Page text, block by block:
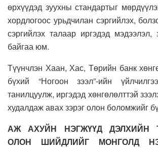
өрхүүдэд зуухны стандартыг
хордлогоос урьдчилан сэргийлэх,
сэргийлэх талаар иргэдэд
байгаа юм.
Түүнчлэн Хаан, Хас, Төрийн банк
бүхий “Ногоон зээл”-ийн
танилцуулж, иргэдэд хөнгөлөлттэй
худалдаж авах зэрэг олон боломжийг
АЖ АХУЙН НЭГЖҮҮД ДЭЛХИЙН
ОЛОН ШИЙДЛИЙГ МОНГОЛД